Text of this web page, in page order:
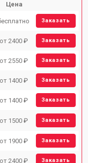
Цена
Заказать
от 2400 ₽ Заказать
от 2550 ₽ Заказать
от 1400 ₽ Заказать
от 1400 ₽ Заказать
от 1500 ₽ Заказать
от 1900 ₽ Заказать
от 2400 ₽ Заказать